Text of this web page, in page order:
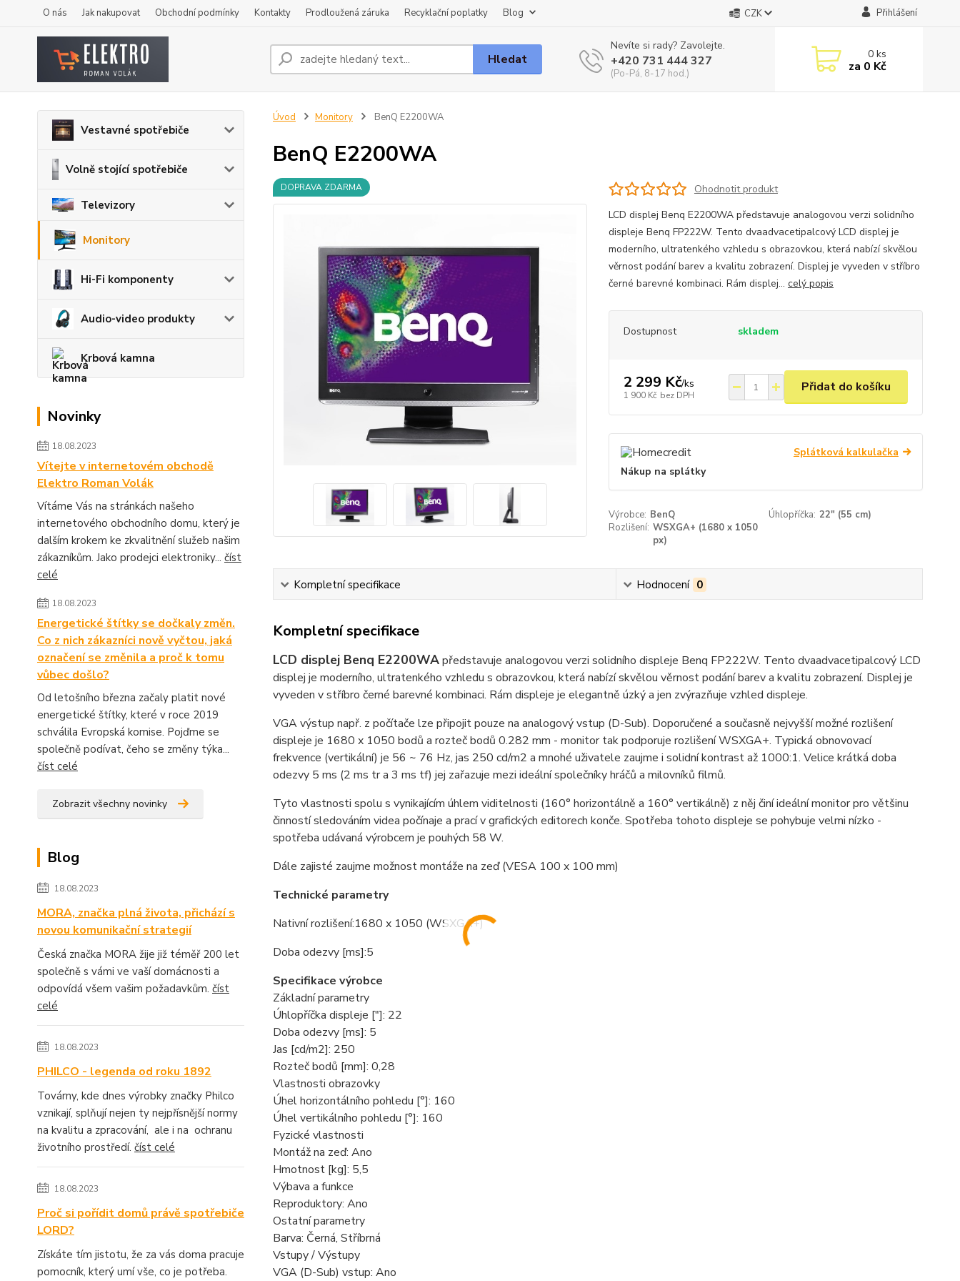
O nás Jak nakupovat Obchodní podmínky Kontakty Prodloužená záruka Recyklační poplatky Blog CZK Přihlášení
Hledat
Nevíte si rady? Zavolejte.
+420 731 444 327
(Po-Pá, 8-17 hod.)
0ks
za 0 Kč
Vestavné spotřebiče
Volně stojící spotřebiče
Televizory
Monitory
Hi-Fi komponenty
Audio-video produkty
Krbová kamna
Novinky
18.08.2023
Vítejte v internetovém obchodě
Elektro Roman Volák
Vítáme Vás na stránkách našeho
internetového obchodního domu, který je
dalším krokem ke zkvalitnění služeb našim
zákazníkům. Jako prodejci elektroniky... číst
celé
18.08.2023
Energetické štítky se dočkaly změn.
Co z nich zákazníci nově vyčtou, jaká
označení se změnila a proč k tomu
vůbec došlo?
Od letošního března začaly platit nové
energetické štítky, které v roce 2019
schválila Evropská komise. Pojďme se
společně podívat, čeho se změny týka...
číst celé
Zobrazit všechny novinky
Blog
18.08.2023
MORA, značka plná života, přichází s
novou komunikační strategií
Česká značka MORA žije již téměř 200 let
společně s vámi ve vaší domácnosti a
odpovídá všem vašim požadavkům. číst
celé
18.08.2023
PHILCO - legenda od roku 1892
Továrny, kde dnes výrobky značky Philco
vznikají, splňují nejen ty nejpřísnější normy
na kvalitu a zpracování, ale i na ochranu
životního prostředí. číst celé
18.08.2023
Proč si pořídit domů právě spotřebiče
LORD?
Získáte tím jistotu, že za vás doma pracuje
pomocník, který umí vše, co je potřeba.
Úvod Monitory BenQ E2200WA
BenQ E2200WA
DOPRAVA ZDARMA
Ohodnotit produkt
LCD displej Benq E2200WA představuje analogovou verzi solidního
displeje Benq FP222W. Tento dvaadvacetipalcový LCD displej je
moderního, ultratenkého vzhledu s obrazovkou, která nabízí skvělou
věrnost podání barev a kvalitu zobrazení. Displej je vyveden v stříbro
černé barevné kombinaci. Rám displej... celý popis
Dostupnost skladem
2 299 Kč/ks
1 900 Kč bez DPH
Přidat do košíku
Splátková kalkulačka
Nákup na splátky
Výrobce: BenQ Úhlopříčka: 22" (55 cm)
Rozlišení: WSXGA+ (1680 x 1050
px)
Kompletní specifikace Hodnocení 0
Kompletní specifikace
LCD displej Benq E2200WApředstavuje analogovou verzi solidního displeje Benq FP222W. Tento dvaadvacetipalcový LCD
displej je moderního, ultratenkého vzhledu s obrazovkou, která nabízí skvělou věrnost podání barev a kvalitu zobrazení. Displej je
vyveden v stříbro černé barevné kombinaci. Rám displeje je elegantně úzký a jen zvýrazňuje vzhled displeje.
VGA výstup např. z počítače lze připojit pouze na analogový vstup (D-Sub). Doporučené a současně nejvyšší možné rozlišení
displeje je 1680 x 1050 bodů a rozteč bodů 0.282 mm - monitor tak podporuje rozlišení WSXGA+. Typická obnovovací
frekvence (vertikální) je 56 ~ 76 Hz, jas 250 cd/m2 a mnohé uživatele zaujme i solidní kontrast až 1000:1. Velice krátká doba
odezvy 5 ms (2 ms tr a 3 ms tf) jej zařazuje mezi ideální společníky hráčů a milovníků filmů.
Tyto vlastnosti spolu s vynikajícím úhlem viditelnosti (160° horizontálně a 160° vertikálně) z něj činí ideální monitor pro většinu
činností sledováním videa počínaje a prací v grafických editorech konče. Spotřeba tohoto displeje se pohybuje velmi nízko -
spotřeba udávaná výrobcem je pouhých 58 W.
Dále zajisté zaujme možnost montáže na zeď (VESA 100 x 100 mm)
Technické parametry
Nativní rozlišení:1680 x 1050 (WSXGA+)
Doba odezvy [ms]:5
Specifikace výrobce
Základní parametry
Úhlopříčka displeje ["]: 22
Doba odezvy [ms]: 5
Jas [cd/m2]: 250
Rozteč bodů [mm]: 0,28
Vlastnosti obrazovky
Úhel horizontálního pohledu [°]: 160
Úhel vertikálního pohledu [°]: 160
Fyzické vlastnosti
Montáž na zeď: Ano
Hmotnost [kg]: 5,5
Výbava a funkce
Reproduktory: Ano
Ostatní parametry
Barva: Černá, Stříbrná
Vstupy / Výstupy
VGA (D-Sub) vstup: Ano